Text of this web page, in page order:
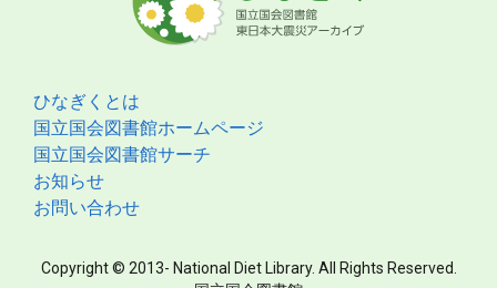
ひなぎくとは
国立国会図書館ホームページ
国立国会図書館サーチ
お知らせ
お問い合わせ
Copyright © 2013- National Diet Library. All Rights Reserved.